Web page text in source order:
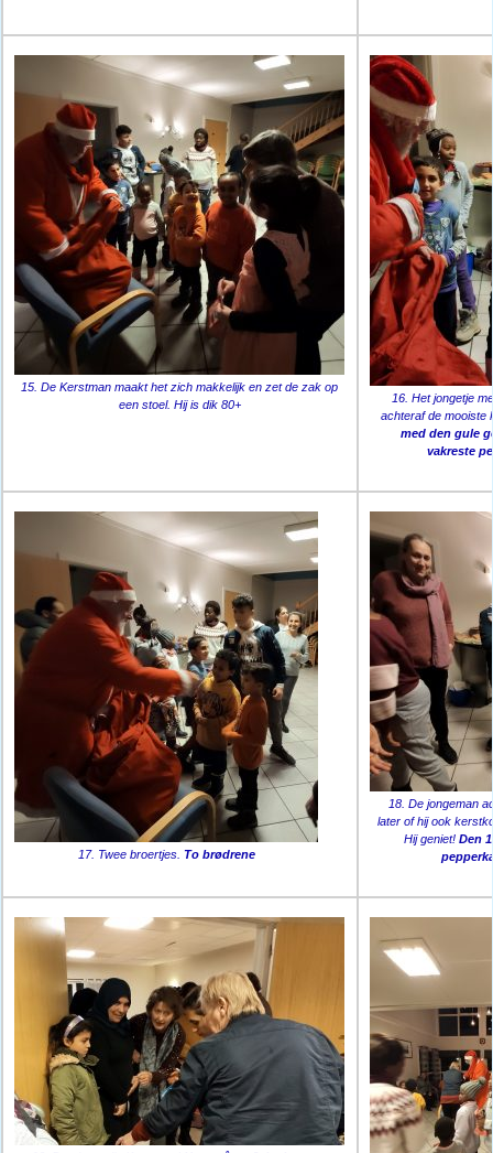
15. De Kerstman maakt het zich makkelijk en zet de zak op
een stoel. Hij is dik 80+
16. Het jongetje
achteraf de
med den gule
vakreste
17. Twee broertjes. To brødrene
18. De jongeman
later of hij ook
Hij geniet!Den